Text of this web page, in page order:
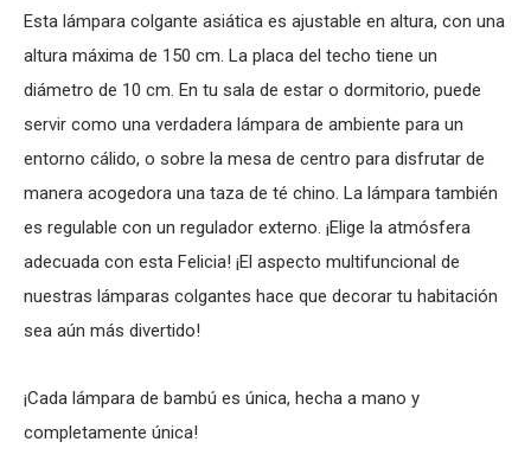
Esta lámpara colgante asiática es ajustable en altura, con una
altura máxima de 150 cm. La placa del techo tiene un
diámetro de 10 cm. En tu sala de estar o dormitorio, puede
servir como una verdadera lámpara de ambiente para un
entorno cálido, o sobre la mesa de centro para disfrutar de
manera acogedora una taza de té chino. La lámpara también
es regulable con un regulador externo. ¡Elige la atmósfera
adecuada con esta Felicia! ¡El aspecto multifuncional de
nuestras lámparas colgantes hace que decorar tu habitación
sea aún más divertido!
¡Cada lámpara de bambú es única, hecha a mano y
completamente única!